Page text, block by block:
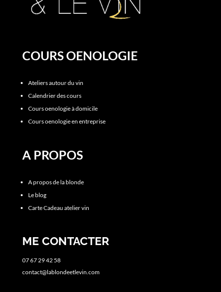
COURS OENOLOGIE
Ateliers autour du vin
Calendrier des cours
Cours oenologie à domicile
Cours oenologie en entreprise
A PROPOS
A propos de la blonde
Le blog
Carte Cadeau atelier vin
ME CONTACTER
07 67 29 42 58
contact@lablondeetlevin.com